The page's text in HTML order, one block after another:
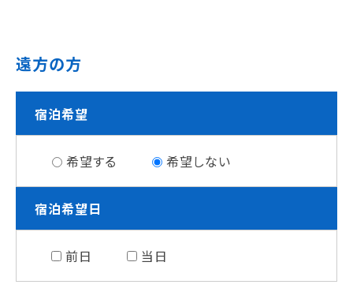
遠方の方
宿泊希望
希望する 希望しない
宿泊希望日
前日 当日